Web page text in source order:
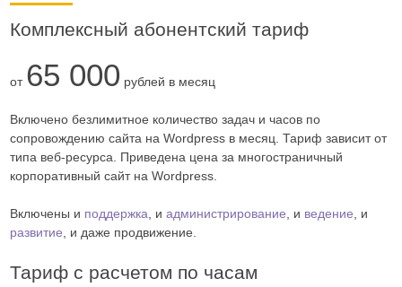
Комплексный абонентский тариф
от 65 000 рублей в месяц
Включено безлимитное количество задач и часов по
сопровождению сайта на Wordpress в месяц. Тариф зависит от
типа веб-ресурса. Приведена цена за многостраничный
корпоративный сайт на Wordpress.
Включены и поддержка , и администрирование , и ведение , и
развитие , и даже продвижение.
Тариф с расчетом по часам